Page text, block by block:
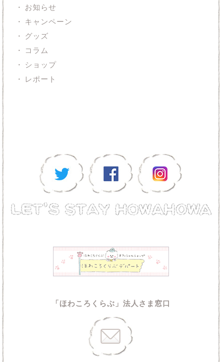
お知らせ
キャンペーン
グッズ
コラム
ショップ
レポート
「ほわころくらぶ」法人さま窓口